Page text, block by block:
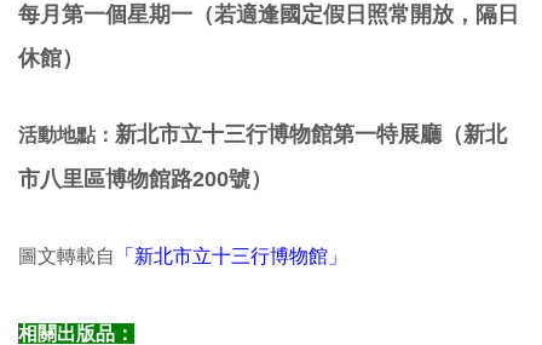
每月第一個星期一（若適逢國定假日照常開放，隔日
休館）
活動地點： 新北市立十三行博物館第一特展廳（新北
市八里區博物館路200號）
圖文轉載自 「新北市立十三行博物館」
相關出版品：